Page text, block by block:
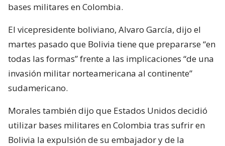
bases militares en Colombia.
El vicepresidente boliviano, Alvaro García, dijo el
martes pasado que Bolivia tiene que prepararse “en
todas las formas” frente a las implicaciones “de una
invasión militar norteamericana al continente”
sudamericano.
Morales también dijo que Estados Unidos decidió
utilizar bases militares en Colombia tras sufrir en
Bolivia la expulsión de su embajador y de la